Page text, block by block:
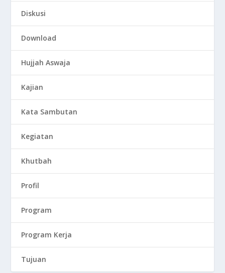
Diskusi
Download
Hujjah Aswaja
Kajian
Kata Sambutan
Kegiatan
Khutbah
Profil
Program
Program Kerja
Tujuan